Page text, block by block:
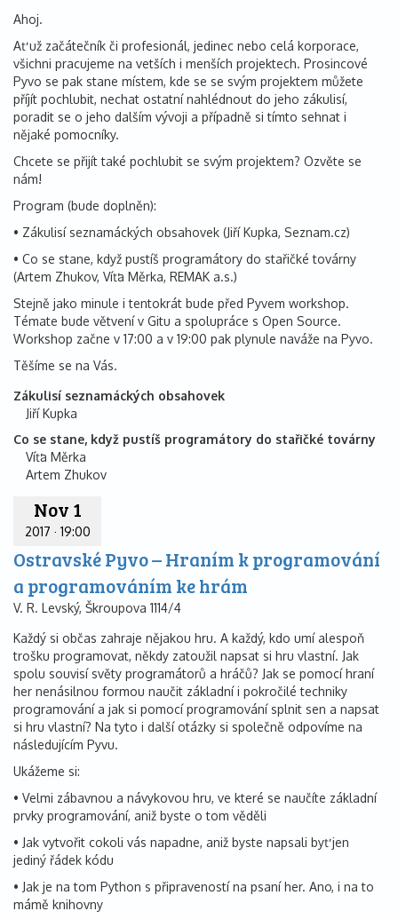
Ahoj.
Ať už začátečník či profesionál, jedinec nebo celá korporace,
všichni pracujeme na vetších i menších projektech. Prosincové
Pyvo se pak stane místem, kde se se svým projektem můžete
příjít pochlubit, nechat ostatní nahlédnout do jeho zákulisí,
poradit se o jeho dalším vývoji a případně si tímto sehnat i
nějaké pomocníky.
Chcete se přijít také pochlubit se svým projektem? Ozvěte se
nám!
Program (bude doplněn):
• Zákulisí seznamáckých obsahovek (Jiří Kupka, Seznam.cz)
• Co se stane, když pustíš programátory do stařičké továrny
(Artem Zhukov, Víťa Měrka, REMAK a.s.)
Stejně jako minule i tentokrát bude před Pyvem workshop.
Témate bude větvení v Gitu a spolupráce s Open Source.
Workshop začne v 17:00 a v 19:00 pak plynule naváže na Pyvo.
Těšíme se na Vás.
Zákulisí seznamáckých obsahovek
Jiří Kupka
Co se stane, když pustíš programátory do stařičké továrny
Víťa Měrka
Artem Zhukov
Nov 1
2017 · 19:00
Ostravské Pyvo – Hraním k programování
a programováním ke hrám
V. R. Levský, Škroupova 1114/4
Každý si občas zahraje nějakou hru. A každý, kdo umí alespoň
trošku programovat, někdy zatoužil napsat si hru vlastní. Jak
spolu souvisí světy programátorů a hráčů? Jak se pomocí hraní
her nenásilnou formou naučit základní i pokročilé techniky
programování a jak si pomocí programování splnit sen a napsat
si hru vlastní? Na tyto i další otázky si společně odpovíme na
následujícím Pyvu.
Ukážeme si:
• Velmi zábavnou a návykovou hru, ve které se naučíte základní
prvky programování, aniž byste o tom věděli
• Jak vytvořit cokoli vás napadne, aniž byste napsali byť jen
jediný řádek kódu
• Jak je na tom Python s připraveností na psaní her. Ano, i na to
mámě knihovny